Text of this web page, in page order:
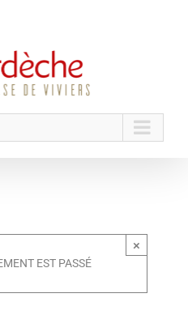
×
EST PASSÉ